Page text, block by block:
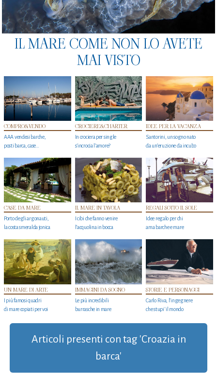
IL MARE COME NON LO AVETE
MAI VISTO
COMPRO&VENDO
AAA vendesi barche,
posti barca, case…
CROCIERE&CHARTER
In crociera per single
s'incrocia l’amore?
IDEE PER LA VACANZA
Santorini, un sogno nato
da un’eruzione da incubo
CASE DA MARE
Porto degli argonauti,
la costa smeralda jonica
IL MARE IN TAVOLA
I cibi che fanno venire
l’acquolina in bocca
REGALI SOTTO IL SOLE
Idee regalo per chi
ama barche e mare
UN MARE DI ARTE
I più famosi quadri
di mare copiati per voi
IMMAGINI DA SOGNO
Le più incredibili
burrasche in mare
STORIE E PERSONAGGI
Carlo Riva, l’ingegnere
che stupi' il mondo
Articoli presenti con tag 'Croazia in
barca'